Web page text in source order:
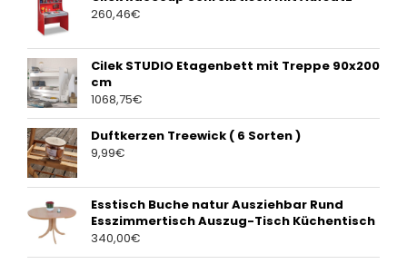
260,46€
Cilek STUDIO Etagenbett mit Treppe 90x200
cm
1068,75€
Duftkerzen Treewick ( 6 Sorten )
9,99€
Esstisch Buche natur Ausziehbar Rund
Esszimmertisch Auszug-Tisch Küchentisch
340,00€